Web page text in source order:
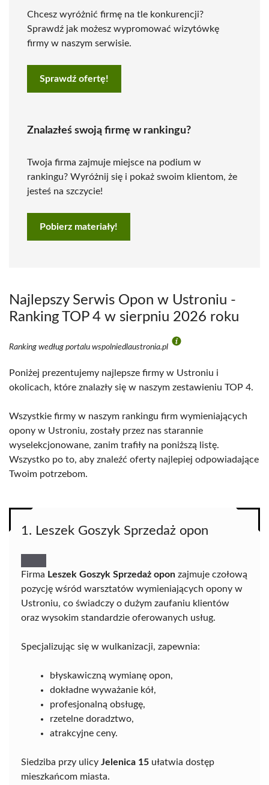
Chcesz wyróżnić firmę na tle konkurencji?
Sprawdź jak możesz wypromować wizytówkę
firmy w naszym serwisie.
Sprawdź ofertę!
Znalazłeś swoją firmę w rankingu?
Twoja firma zajmuje miejsce na podium w
rankingu? Wyróżnij się i pokaż swoim klientom, że
jesteś na szczycie!
Pobierz materiały!
Najlepszy Serwis Opon w Ustroniu -
Ranking TOP 4 w sierpniu 2026 roku
Ranking według portalu wspolniedlaustronia.pl
Poniżej prezentujemy najlepsze firmy w Ustroniu i
okolicach, które znalazły się w naszym zestawieniu TOP 4.
Wszystkie firmy w naszym rankingu firm wymieniających
opony w Ustroniu, zostały przez nas starannie
wyselekcjonowane, zanim trafiły na poniższą listę.
Wszystko po to, aby znaleźć oferty najlepiej odpowiadające
Twoim potrzebom.
1. Leszek Goszyk Sprzedaż opon
Firma Leszek Goszyk Sprzedaż opon zajmuje czołową
pozycję wśród warsztatów wymieniających opony w
Ustroniu, co świadczy o dużym zaufaniu klientów
oraz wysokim standardzie oferowanych usług.
Specjalizując się w wulkanizacji, zapewnia:
błyskawiczną wymianę opon,
dokładne wyważanie kół,
profesjonalną obsługę,
rzetelne doradztwo,
atrakcyjne ceny.
Siedziba przy ulicy Jelenica 15 ułatwia dostęp
mieszkańcom miasta.